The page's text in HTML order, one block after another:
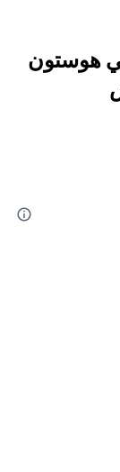
هوستون